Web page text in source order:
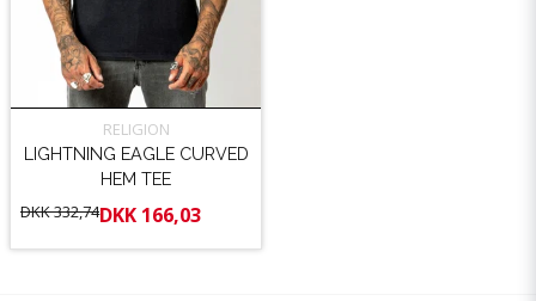
RELIGION
LIGHTNING EAGLE CURVED
HEM TEE
DKK 332,74DKK 166,03